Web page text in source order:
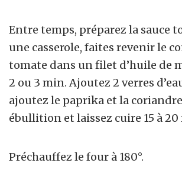
Entre temps, préparez la sauce
une casserole, faites revenir le
tomate dans un filet d’huile de
2 ou 3 min. Ajoutez 2 verres
ajoutez le paprika et la
ébullition et laissez cuire 15 à 20
Préchauffez le four à 180°.